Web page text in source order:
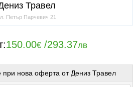
Травел
Петър Парчевич 21
150.00€ /293.37лв
при нова оферта от Дениз Травел